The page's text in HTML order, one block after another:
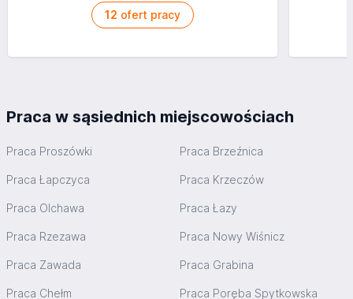
12 ofert pracy
Praca w sąsiednich miejscowościach
Praca Proszówki Praca Brzeźnica
Praca Łapczyca Praca Krzeczów
Praca Olchawa Praca Łazy
Praca Rzezawa Praca Nowy Wiśnicz
Praca Zawada Praca Grabina
Praca Chełm Praca Poręba Spytkowska